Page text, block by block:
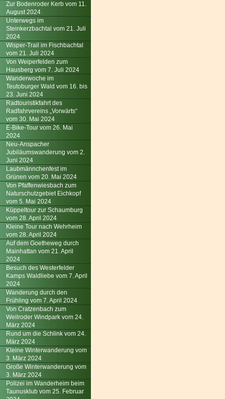
Zur Bodenroder Kerb vom 11.
August 2024
Unterwegs im
Steinkerzbachtal vom 21. Juli
2024
Wisper-Trail im Fischbachtal
vom 21. Juli 2024
Von Weiperfelden zum
Hausberg vom 7. Juli 2024
Wanderwoche im
Teutoburger Wald vom 16. bis
23. Juni 2024
Radtouristikfahrt des
Radfahrvereins „Vorwärts“
vom 30. Mai 2024
E-Bike-Tour vom 26. Mai
2024
Neu-Anspacher
Jubiläumswanderung vom 2.
Juni 2024
Laubmännchenfest im
Grünen vom 20. Mai 2024
Von Pfaffenwiesbach zum
Naturschutzgebiet Eichkopf
vom 5. Mai 2024
Küppeltour zur Schaumburg
vom 28. April 2024
Kleine Tour nach Wehrheim
vom 28. April 2024
Auf dem Goetheweg durch
Mainhattan vom 21. April
2024
Besuch des Westerfelder
Kamps Waldliebe vom 7. April
2024
Wanderung durch den
Frühling vom 7. April 2024
Von Cratzenbach zum
Weilroder Windpark vom 24.
März 2024
Rund um die Schlink vom 24.
März 2024
Kleine Winterwanderung vom
3. März 2024
Große Winterwanderung vom
3. März 2024
Polizei im Wanderheim beim
Taunusklub vom 25. Februar